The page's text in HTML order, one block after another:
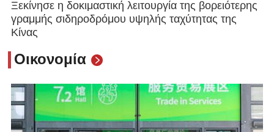
Ξεκίνησε η δοκιμαστική λειτουργία της βορειότερης
γραμμής σιδηροδρόμου υψηλής ταχύτητας της
Κίνας
Οικονομία